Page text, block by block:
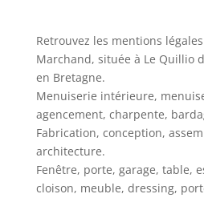
Retrouvez les mentions
Marchand, située à Le Quillio
en Bretagne.
Menuiserie intérieure,
agencement, charpente,
Fabrication, conception,
architecture.
Fenêtre, porte, garage, table,
cloison, meuble, dressing,